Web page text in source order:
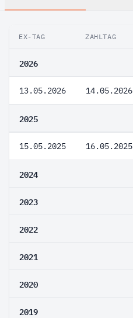
EX-TAG ZAHLTAG
2026
13.05.2026 14.05.2026
2025
15.05.2025 16.05.2025
2024
2023
2022
2021
2020
2019